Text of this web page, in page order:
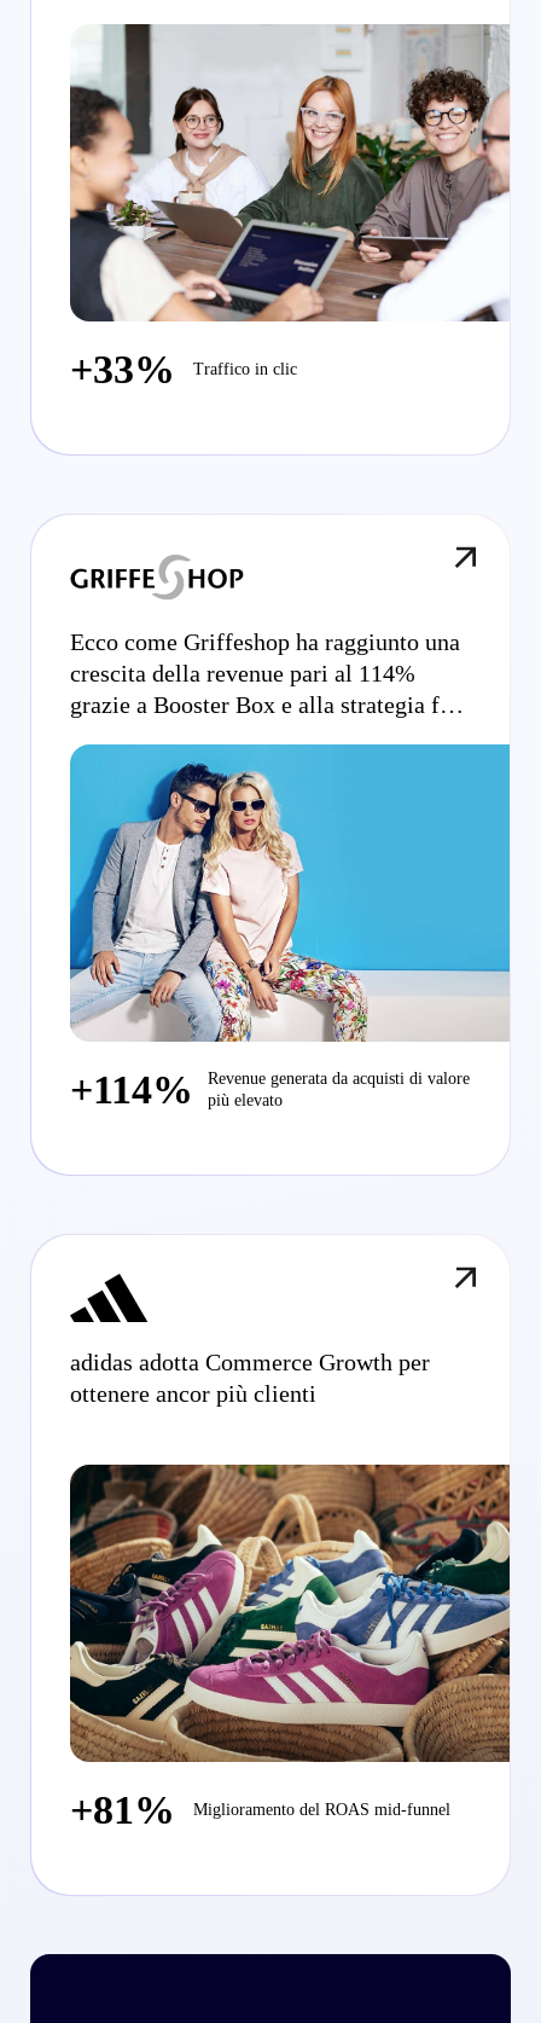
+33% Traffico in clic
Ecco come Griffeshop ha raggiunto una
crescita della revenue pari al 114%
grazie a Booster Box e alla strategia full
+114%
Revenue generata da acquisti di valore
più elevato
adidas adotta Commerce Growth per
ottenere ancor più clienti
+81% Miglioramento del ROAS mid-funnel